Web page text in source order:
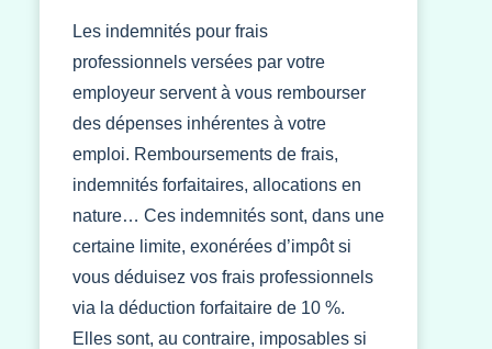
Les indemnités pour frais
professionnels versées par votre
employeur servent à vous rembourser
des dépenses inhérentes à votre
emploi. Remboursements de frais,
indemnités forfaitaires, allocations en
nature… Ces indemnités sont, dans une
certaine limite, exonérées d’impôt si
vous déduisez vos frais professionnels
via la déduction forfaitaire de 10 %.
Elles sont, au contraire, imposables si